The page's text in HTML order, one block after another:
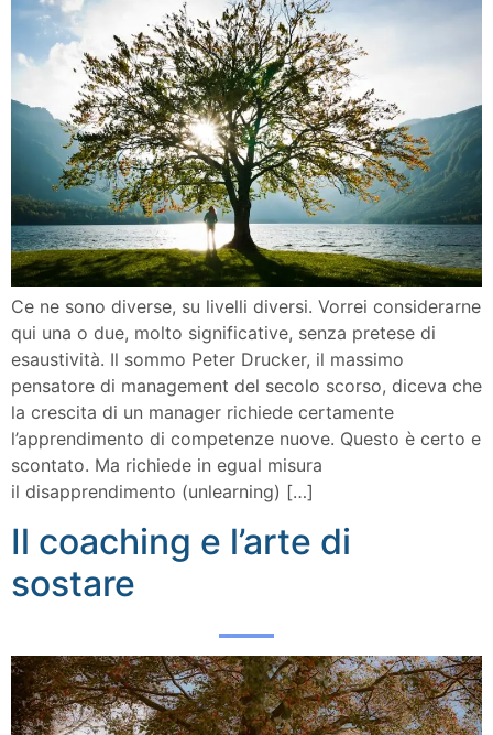
Ce ne sono diverse, su livelli diversi. Vorrei considerarne
qui una o due, molto significative, senza pretese di
esaustività. Il sommo Peter Drucker, il massimo
pensatore di management del secolo scorso, diceva che
la crescita di un manager richiede certamente
l’apprendimento di competenze nuove. Questo è certo e
scontato. Ma richiede in egual misura
il disapprendimento (unlearning) […]
Il coaching e l’arte di
sostare